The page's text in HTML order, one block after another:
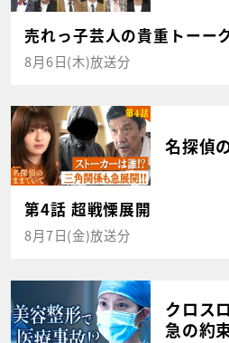
売れっ子芸人の貴重トーー
8月6日(木)放送分
名探偵
第4話 超戦慄展開
8月7日(金)放送分
クロス
急の約